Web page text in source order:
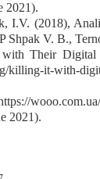
2021).
I.V. (2018),
Shpak V. B.,
Their Digital
it-with-
2021).